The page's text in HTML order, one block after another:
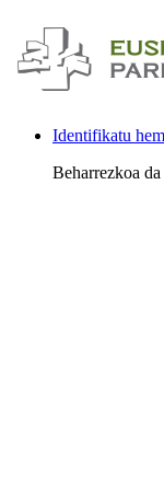
Identifikatu
Beharrezkoa